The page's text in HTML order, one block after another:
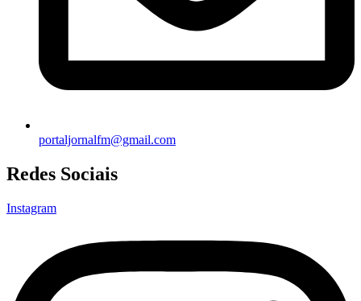
portaljornalfm@gmail.com
Redes Sociais
Instagram